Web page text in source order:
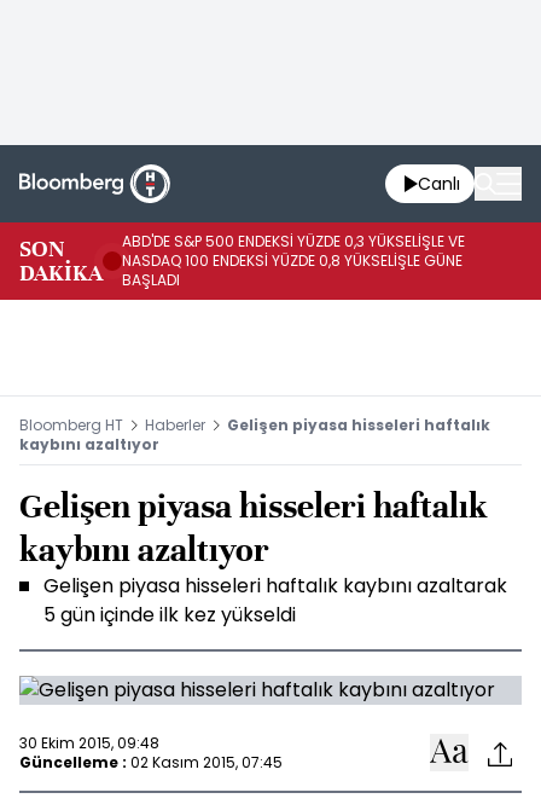
Canlı
SON
DAKİKA
ABD'DE S&P 500 ENDEKSİ YÜZDE 0,3 YÜKSELİŞLE VE
NASDAQ 100 ENDEKSİ YÜZDE 0,8 YÜKSELİŞLE GÜNE
BAŞLADI
Bloomberg HT Haberler
Gelişen piyasa hisseleri haftalık
kaybını azaltıyor
Gelişen piyasa hisseleri haftalık
kaybını azaltıyor
Gelişen piyasa hisseleri haftalık kaybını azaltarak
5 gün içinde ilk kez yükseldi
30 Ekim 2015, 09:48
Güncelleme : 02 Kasım 2015, 07:45